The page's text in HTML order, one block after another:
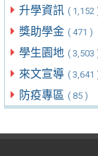
升學資訊 ( 1,152
獎助學金 ( 471 )
學生園地 ( 3,503
來文宣導 ( 3,641
防疫專區 ( 85 )